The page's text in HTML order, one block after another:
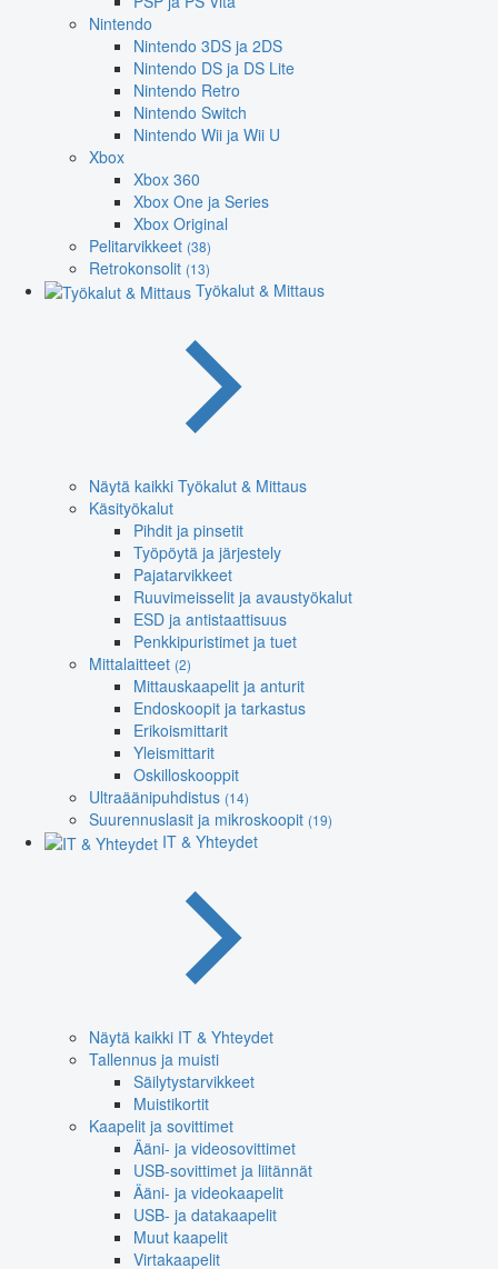
Nintendo
Nintendo 3DS ja 2DS
Nintendo DS ja DS Lite
Nintendo Retro
Nintendo Switch
Nintendo Wii ja Wii U
Xbox
Xbox 360
Xbox One ja Series
Xbox Original
Pelitarvikkeet (38)
Retrokonsolit (13)
Työkalut & Mittaus
Näytä kaikki Työkalut & Mittaus
Käsityökalut
Pihdit ja pinsetit
Työpöytä ja järjestely
Pajatarvikkeet
Ruuvimeisselit ja avaustyökalut
ESD ja antistaattisuus
Penkkipuristimet ja tuet
Mittalaitteet (2)
Mittauskaapelit ja anturit
Endoskoopit ja tarkastus
Erikoismittarit
Yleismittarit
Oskilloskooppit
Ultraäänipuhdistus (14)
Suurennuslasit ja mikroskoopit (19)
IT & Yhteydet
Näytä kaikki IT & Yhteydet
Tallennus ja muisti
Säilytystarvikkeet
Muistikortit
Kaapelit ja sovittimet
Ääni- ja videosovittimet
USB-sovittimet ja liitännät
Ääni- ja videokaapelit
USB- ja datakaapelit
Muut kaapelit
Virtakaapelit